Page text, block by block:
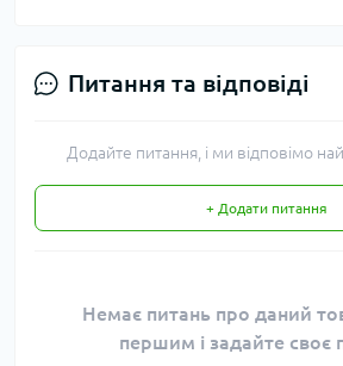
Питання та відповіді
Додайте питання, і ми відповімо
+ Додати питання
Немає питань про даний
першим і задайте своє